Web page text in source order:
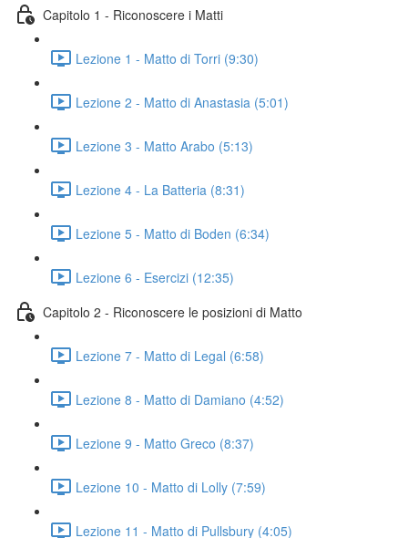
Capitolo 1 - Riconoscere i Matti
Lezione 1 - Matto di Torri (9:30)
Lezione 2 - Matto di Anastasia (5:01)
Lezione 3 - Matto Arabo (5:13)
Lezione 4 - La Batteria (8:31)
Lezione 5 - Matto di Boden (6:34)
Lezione 6 - Esercizi (12:35)
Capitolo 2 - Riconoscere le posizioni di Matto
Lezione 7 - Matto di Legal (6:58)
Lezione 8 - Matto di Damiano (4:52)
Lezione 9 - Matto Greco (8:37)
Lezione 10 - Matto di Lolly (7:59)
Lezione 11 - Matto di Pullsbury (4:05)